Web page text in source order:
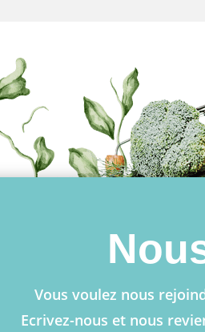
Vous voulez nous
Ecrivez-nous et nous